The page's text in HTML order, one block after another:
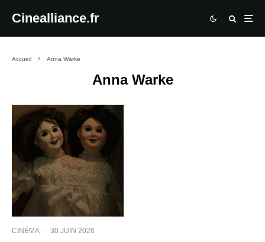
Cinealliance.fr
Accueil Anna Warke
Anna Warke
CINÉMA · 30 JUIN 2026